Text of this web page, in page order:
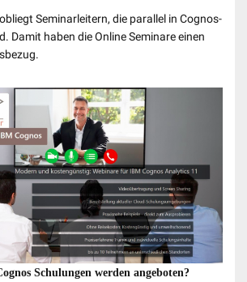
Seminarleitern, die parallel in Cognos-
Damit haben die Online Seminare einen
Schulungen werden angeboten?